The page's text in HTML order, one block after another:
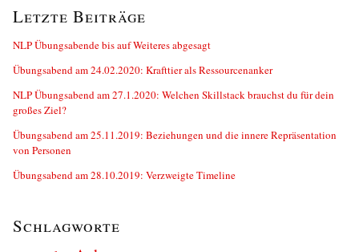
Letzte Beiträge
NLP Übungsabende bis auf Weiteres abgesagt
Übungsabend am 24.02.2020: Krafttier als Ressourcenanker
NLP Übungsabend am 27.1.2020: Welchen Skillstack brauchst du für dein
großes Ziel?
Übungsabend am 25.11.2019: Beziehungen und die innere Repräsentation
von Personen
Übungsabend am 28.10.2019: Verzweigte Timeline
Schlagworte